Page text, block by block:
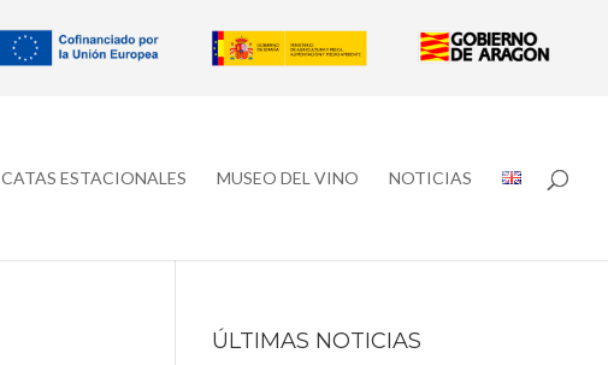
CATAS ESTACIONALES MUSEO DEL VINO NOTICIAS
ÚLTIMAS NOTICIAS